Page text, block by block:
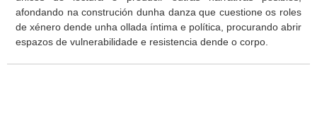
afondando na construción dunha danza que cuestione os roles
de xénero dende unha ollada íntima e política, procurando abrir
espazos de vulnerabilidade e resistencia dende o corpo.